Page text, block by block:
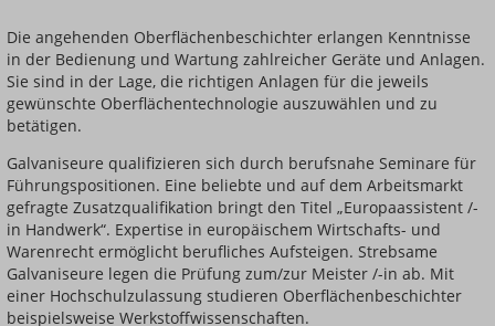
Die angehenden Oberflächenbeschichter erlangen Kenntnisse
in der Bedienung und Wartung zahlreicher Geräte und Anlagen.
Sie sind in der Lage, die richtigen Anlagen für die jeweils
gewünschte Oberflächentechnologie auszuwählen und zu
betätigen.
Galvaniseure qualifizieren sich durch berufsnahe Seminare für
Führungspositionen. Eine beliebte und auf dem Arbeitsmarkt
gefragte Zusatzqualifikation bringt den Titel „Europaassistent /-
in Handwerk“. Expertise in europäischem Wirtschafts- und
Warenrecht ermöglicht berufliches Aufsteigen. Strebsame
Galvaniseure legen die Prüfung zum/zur Meister /-in ab. Mit
einer Hochschulzulassung studieren Oberflächenbeschichter
beispielsweise Werkstoffwissenschaften.